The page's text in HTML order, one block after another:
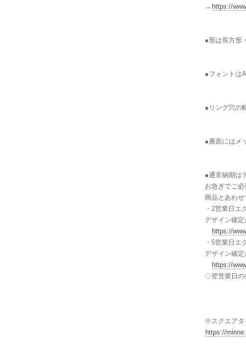
→ https://
●形は長方形
●フォントは
●リング穴の
●裏面にはメ
●通常納期は
お急ぎでご必
商品とあわせ
・2営業日
デザイン確
https://
・5営業日
デザイン確
https://
◇翌営業日の
※スクエアタ
https://